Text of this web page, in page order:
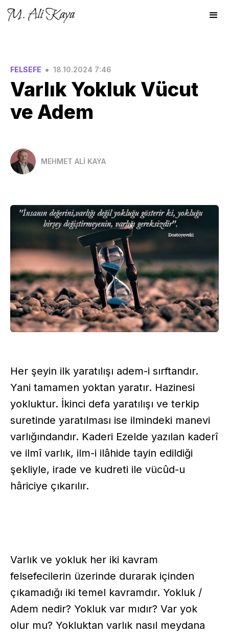
FELSEFE • 18.10.2024 7:46
Varlık Yokluk Vücut
ve Adem
MEHMET ALİ KAYA
Her şeyin ilk yaratılışı adem-i sırftandır.
Yani tamamen yoktan yaratır. Hazinesi
yokluktur. İkinci defa yaratılışı ve terkip
suretinde yaratılması ise ilmindeki manevi
varlığındandır. Kaderi Ezelde yazılan kaderî
ve ilmî varlık, ilm-i ilâhide tayin edildiği
şekliyle, irade ve kudreti ile vücûd-u
hâriciye çıkarılır.
Varlık ve yokluk her iki kavram
felsefecilerin üzerinde durarak içinden
çıkamadığı iki temel kavramdır. Yokluk /
Adem nedir? Yokluk var mıdır? Var yok
olur mu? Yokluktan varlık nasıl meydana